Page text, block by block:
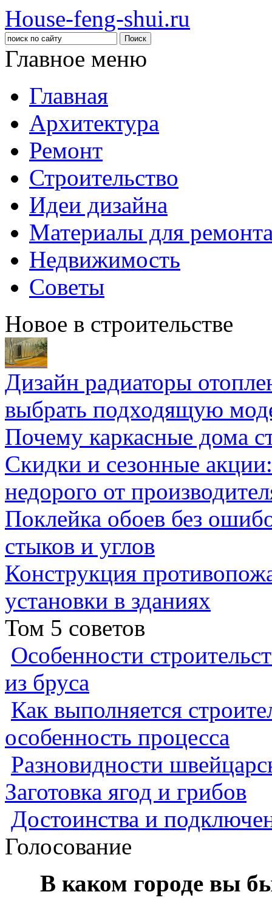
House-feng-shui.ru
Главное меню
Главная
Архитектура
Ремонт
Строительство
Идеи дизайна
Материалы для
Недвижимость
Советы
Новое в строительстве
Дизайн радиаторы
выбрать подходящую
Почему каркасные дома
Скидки и сезонные
недорого от
Поклейка обоев без
стыков и углов
Конструкция
установки в зданиях
Том 5 советов
Особенности
из бруса
Как выполняется
особенность процесса
Разновидности
Заготовка ягод и грибов
Достоинства и
Голосование
В каком городе вы